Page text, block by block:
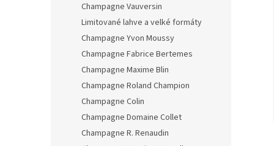
Champagne Vauversin
Limitované lahve a velké formáty
Champagne Yvon Moussy
Champagne Fabrice Bertemes
Champagne Maxime Blin
Champagne Roland Champion
Champagne Colin
Champagne Domaine Collet
Champagne R. Renaudin